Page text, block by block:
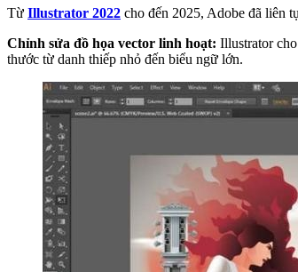
Từ Illustrator 2022 cho đến 2025, Adobe đã liên
Chỉnh sửa đồ họa vector linh hoạt: Illustrator
thước từ danh thiếp nhỏ đến biểu ngữ lớn.